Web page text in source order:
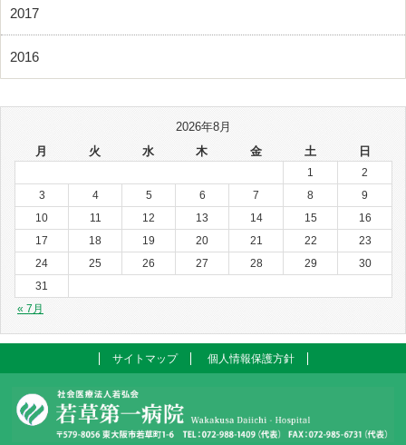
2017
2016
2026年8月
月
火 水 木 金 土 日
« 7月
1
2
3
4 5 6 7 8
9
10
11 12 13 14 15
16
17
18 19 20 21 22
23
24
25 26 27 28 29
30
31
サイトマップ 個人情報保護方針